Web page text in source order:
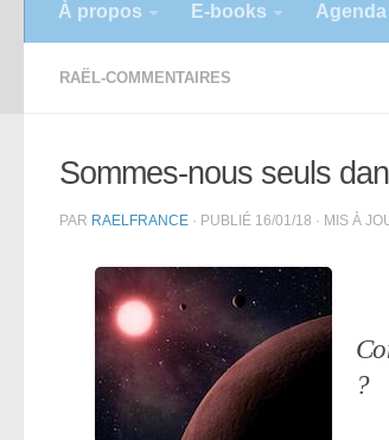
À propos E-books Agenda
RAËL-COMMENTAIRES
Sommes-nous seuls
PAR RAELFRANCE · PUBLIÉ 16/01/18 · MIS À
?